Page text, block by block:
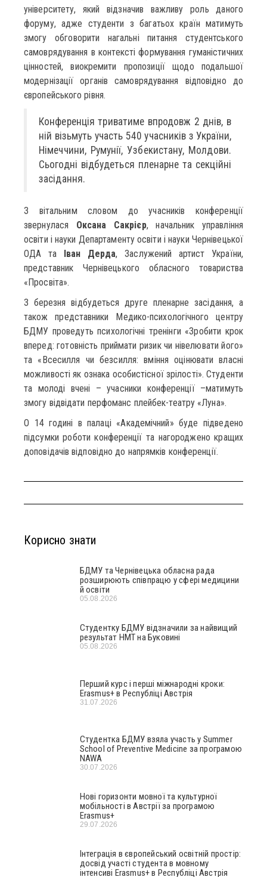
університету, який відзначив важливу роль даного
форуму, адже студенти з багатьох країн матимуть
змогу обговорити нагальні питання студентського
самоврядування в контексті формування гуманістичних
цінностей, виокремити пропозиції щодо подальшої
модернізації органів самоврядування відповідно до
європейського рівня.
Конференція триватиме впродовж 2 днів, в
ній візьмуть участь 540 учасників з України,
Німеччини, Румунії, Узбекистану, Молдови.
Сьогодні відбудеться пленарне та секційні
засідання.
З вітальним словом до учасників конференції
звернулася Оксана Сакрієр, начальник управління
освіти і науки Департаменту освіти і науки Чернівецької
ОДА та Іван Дерда, Заслужений артист України,
представник Чернівецького обласного товариства
«Просвіта».
3 березня відбудеться друге пленарне засідання, а
також представники Медико-психологічного центру
БДМУ проведуть психологічні тренінги «Зробити крок
вперед: готовність приймати ризик чи нівелювати його»
та «Всесилля чи безсилля: вміння оцінювати власні
можливості як ознака особистісної зрілості». Студенти
та молоді вчені – учасники конференції –матимуть
змогу відвідати перфоманс плейбек-театру «Луна».
О 14 годині в палаці «Академічний» буде підведено
підсумки роботи конференції та нагороджено кращих
доповідачів відповідно до напрямків конференції.
Корисно знати
БДМУ та Чернівецька обласна рада
розширюють співпрацю у сфері медицини
й освіти
05.08.2026
Студентку БДМУ відзначили за найвищий
результат НМТ на Буковині
05.08.2026
Перший курс і перші міжнародні кроки:
Erasmus+ в Республіці Австрія
31.07.2026
Студентка БДМУ взяла участь у Summer
School of Preventive Medicine за програмою
NAWA
30.07.2026
Нові горизонти мовної та культурної
мобільності в Австрії за програмою
Erasmus+
29.07.2026
Інтеграція в європейський освітній простір:
досвід участі студента в мовному
інтенсиві Erasmus+ в Республіці Австрія